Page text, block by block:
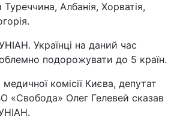
Війна
Політика
Албанія, Хорватія,
Українці на даний час
подорожувати до 5 країн.
комісії Києва, депутат
«Свобода» Олег Гелевей сказав